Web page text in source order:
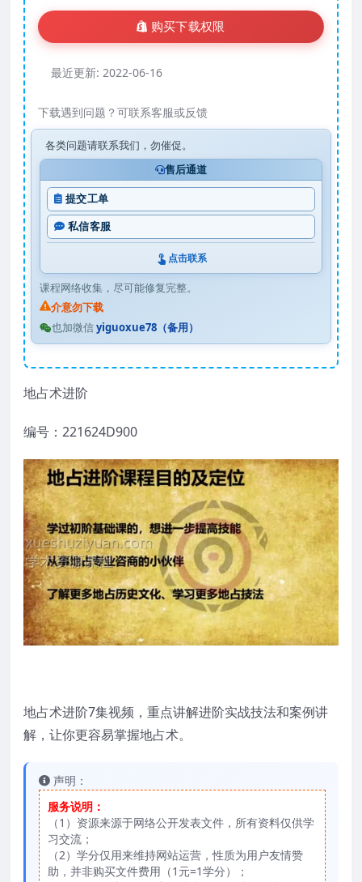
购买下载权限
最近更新: 2022-06-16
下载遇到问题？可联系客服或反馈
各类问题请联系我们，勿催促。
售后通道
提交工单
私信客服
点击联系
课程网络收集，尽可能修复完整。
介意勿下载
也加微信yiguoxue78（备用）
地占术进阶
编号：221624D900
地占术进阶7集视频，重点讲解进阶实战技法和案例讲
解，让你更容易掌握地占术。
声明：
服务说明：
（1）资源来源于网络公开发表文件，所有资料仅供学
习交流；
（2）学分仅用来维持网站运营，性质为用户友情赞
助，并非购买文件费用（1元=1学分）；